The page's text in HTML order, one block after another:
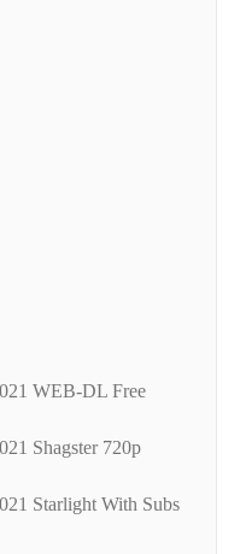
WEB-DL Free
Shagster 720p
Starlight With Subs